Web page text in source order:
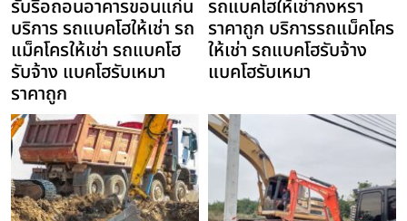
รับรื้อถอนอาคารขอนแก่น
บริการ รถแบคโฮให้เช่า รถ
แม็คโครให้เช่า รถแบคโฮ
รับจ้าง แบคโฮรับเหมา
ราคาถูก
รถแบคโฮให้เช่ากงหรา
ราคาถูก บริการรถแม็คโคร
ให้เช่า รถแบคโฮรับจ้าง
แบคโฮรับเหมา